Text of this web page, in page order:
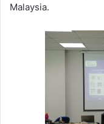
Malaysia.